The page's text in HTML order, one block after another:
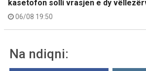
kasetofon solli vrasjen e dy
06/08 19:50
Na ndiqni: